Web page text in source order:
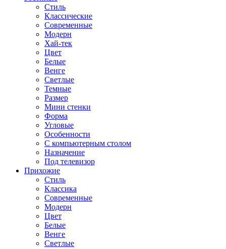
Стиль
Классические
Современные
Модерн
Хай-тек
Цвет
Белые
Венге
Светлые
Темные
Размер
Мини стенки
Форма
Угловые
Особенности
С компьютерным столом
Назначение
Под телевизор
Прихожие
Стиль
Классика
Современные
Модерн
Цвет
Белые
Венге
Светлые